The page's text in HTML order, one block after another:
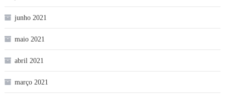
junho 2021
maio 2021
abril 2021
março 2021